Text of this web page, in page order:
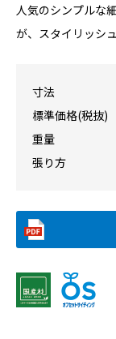
人気のシンプルな
が、スタイリッシ
寸法
標準価格(税抜)
重量
張り方